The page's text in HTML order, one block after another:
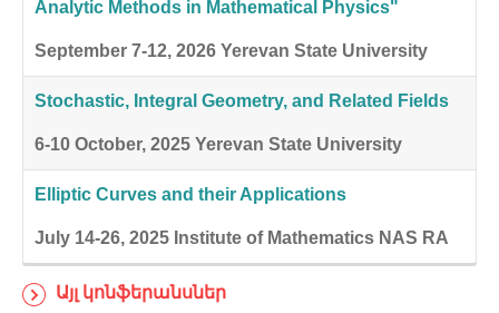
Analytic Methods in Mathematical Physics"
September 7-12, 2026 Yerevan State University
Stochastic, Integral Geometry, and Related Fields
6-10 October, 2025 Yerevan State University
Elliptic Curves and their Applications
July 14-26, 2025 Institute of Mathematics NAS RA
Այլ կոնֆերանսներ